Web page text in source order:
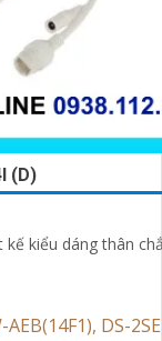
(D)
kiểu dáng thân